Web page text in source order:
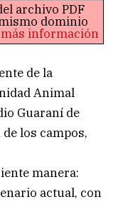
archivo PDF
dominio
información
de la
Animal
Guaraní de
los campos,
manera:
actual, con